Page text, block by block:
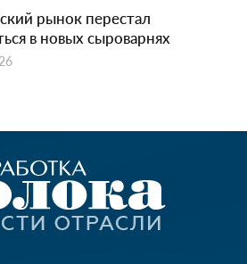
рынок перестал
в новых сыроварнях